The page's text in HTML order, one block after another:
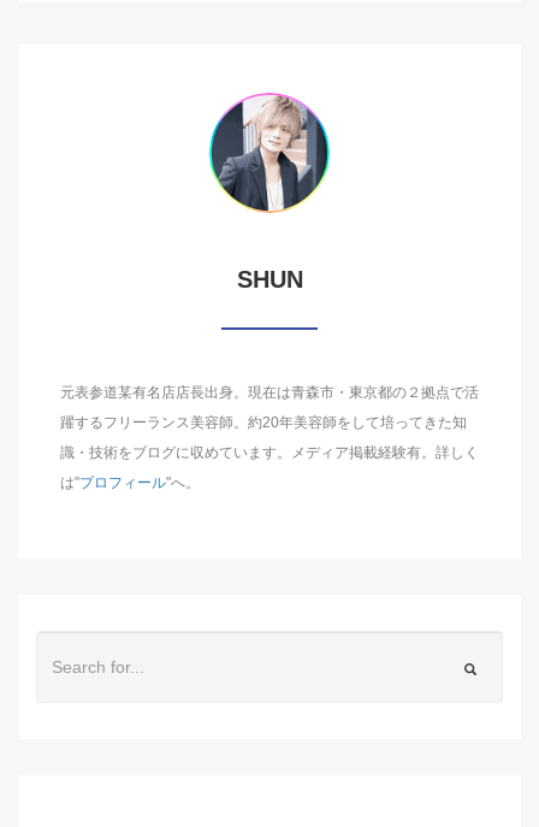
SHUN
元表参道某有名店店長出身。現在は青森市・東京都の２拠点で活
躍するフリーランス美容師。約20年美容師をして培ってきた知
識・技術をブログに収めています。メディア掲載経験有。詳しく
は"プロフィール"へ。